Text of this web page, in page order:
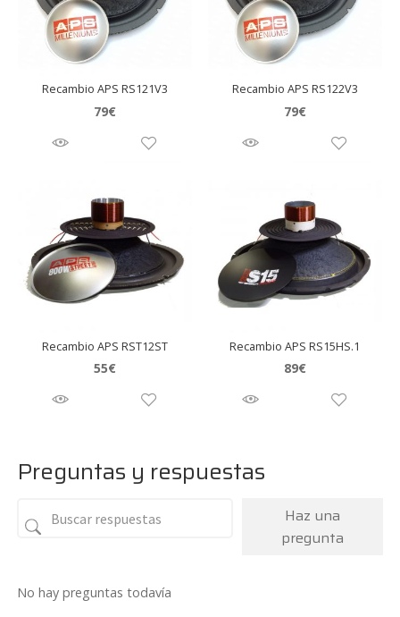
Recambio APS RS121V3
79€
Recambio APS RS122V3
79€
Recambio APS RST12ST
55€
Recambio APS RS15HS.1
89€
Preguntas y respuestas
Haz una
pregunta
No hay preguntas todavía